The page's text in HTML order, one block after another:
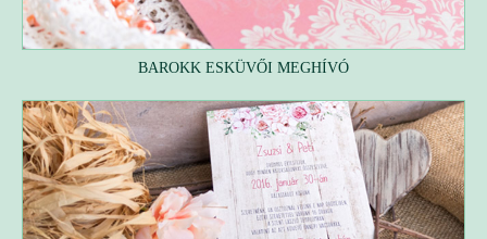
BAROKK ESKÜVŐI MEGHÍVÓ